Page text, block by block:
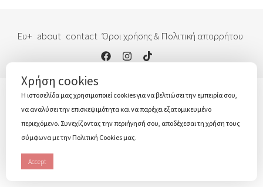
Ευ+ about contact Όροι χρήσης & Πολιτική απορρήτου
Χρήση cookies
Η ιστοσελίδα μας χρησιμοποιεί cookies για να βελτιώσει την εμπειρία σου,
να αναλύσει την επισκεψιμότητα και να παρέχει εξατομικευμένο
περιεχόμενο. Συνεχίζοντας την περιήγησή σου, αποδέχεσαι τη χρήση τους
σύμφωνα με την Πολιτική Cookies μας.
Accept